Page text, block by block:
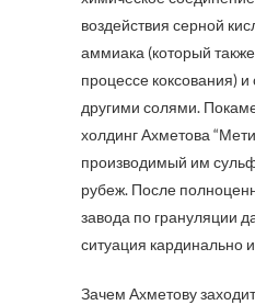
воздействия серной
аммиака (который
процессе коксования)
другими солями.
холдинг Ахметова
производимый им
рубеж. После
завода по грануляции
ситуация кардинально
Зачем Ахметову